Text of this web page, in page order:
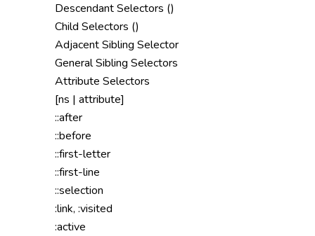
Descendant Selectors ()
Child Selectors ()
Adjacent Sibling Selector
General Sibling Selectors
Attribute Selectors
[ns | attribute]
::after
::before
::first-letter
::first-line
::selection
:link, :visited
:active